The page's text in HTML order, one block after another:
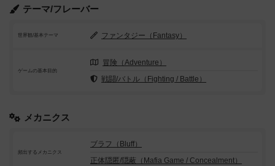
テーマ/フレーバー
世界観/基本テーマ ファンタジー（Fantasy）
ゲームの基本目的
冒険（Adventure）
戦闘/バトル（Fighting / Battle）
メカニクス
頻出するメカニクス
ブラフ（Bluff）
正体隠匿/隠蔽（Mafia Game / Concealment）